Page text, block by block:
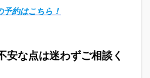
予約はこちら！
安な点は迷わずご相談く